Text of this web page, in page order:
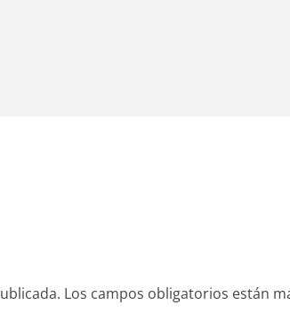
Los campos obligatorios están